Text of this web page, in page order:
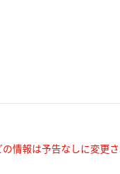
情報は予告なしに変更